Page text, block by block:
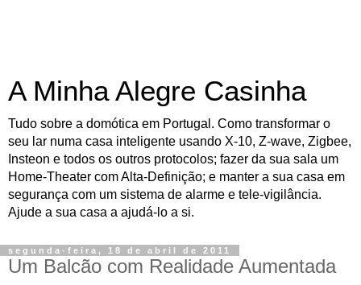
A Minha Alegre Casinha
Tudo sobre a domótica em Portugal. Como transformar o
seu lar numa casa inteligente usando X-10, Z-wave, Zigbee,
Insteon e todos os outros protocolos; fazer da sua sala um
Home-Theater com Alta-Definição; e manter a sua casa em
segurança com um sistema de alarme e tele-vigilância.
Ajude a sua casa a ajudá-lo a si.
segunda-feira, 18 de abril de 2011
Um Balcão com Realidade Aumentada